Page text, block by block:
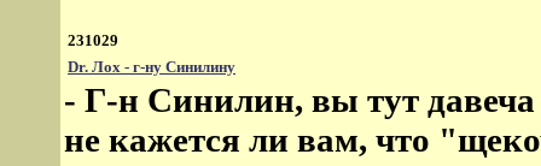
231029
Dr. Лох - г-ну Синилину
- Г-н Синилин, вы тут давеча
не кажется ли вам, что